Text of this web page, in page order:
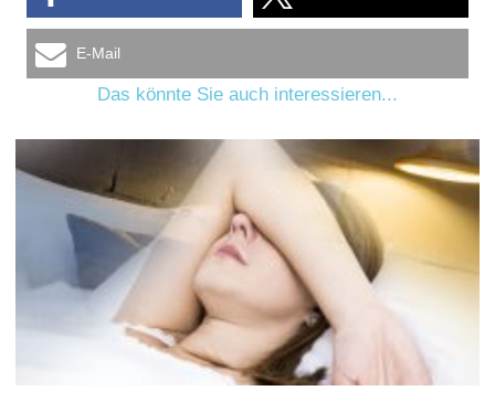
E-Mail
Das könnte Sie auch interessieren...